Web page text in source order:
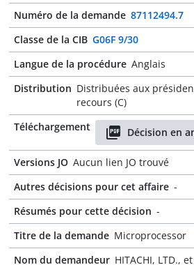
Numéro de la demande 87112494.7
Classe de la CIB G06F 9/30
Langue de la procédure Anglais
Distribution Distribuées aux
recours (C)
Téléchargement
Décision en
Versions JO Aucun lien JO trouvé
Autres décisions pour cet affaire -
Résumés pour cette décision -
Titre de la demande Microprocessor
Nom du demandeur HITACHI, LTD.,